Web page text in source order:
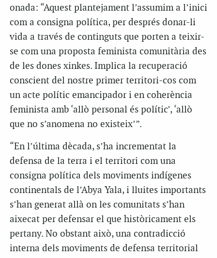
onada: “Aquest plantejament l’assumim a l’inici
com a consigna política, per després donar-li
vida a través de continguts que porten a teixir-
se com una proposta feminista comunitària des
de les dones xinkes. Implica la recuperació
conscient del nostre primer territori-cos com
un acte polític emancipador i en coherència
feminista amb ‘allò personal és polític’, ‘allò
que no s’anomena no existeix’”.
“En l’última dècada, s’ha incrementat la
defensa de la terra i el territori com una
consigna política dels moviments indígenes
continentals de l’Abya Yala, i lluites importants
s’han generat allà on les comunitats s’han
aixecat per defensar el que històricament els
pertany. No obstant això, una contradicció
interna dels moviments de defensa territorial